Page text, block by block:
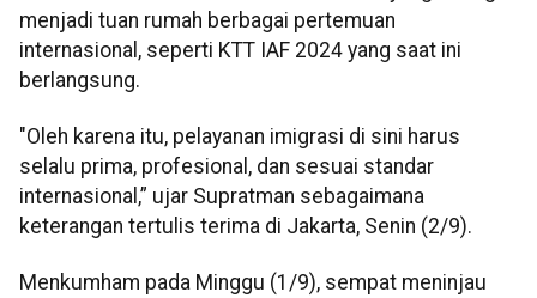
menjadi tuan rumah berbagai pertemuan
internasional, seperti KTT IAF 2024 yang saat ini
berlangsung.
"Oleh karena itu, pelayanan imigrasi di sini harus
selalu prima, profesional, dan sesuai standar
internasional,” ujar Supratman sebagaimana
keterangan tertulis terima di Jakarta, Senin (2/9).
Menkumham pada Minggu (1/9), sempat meninjau